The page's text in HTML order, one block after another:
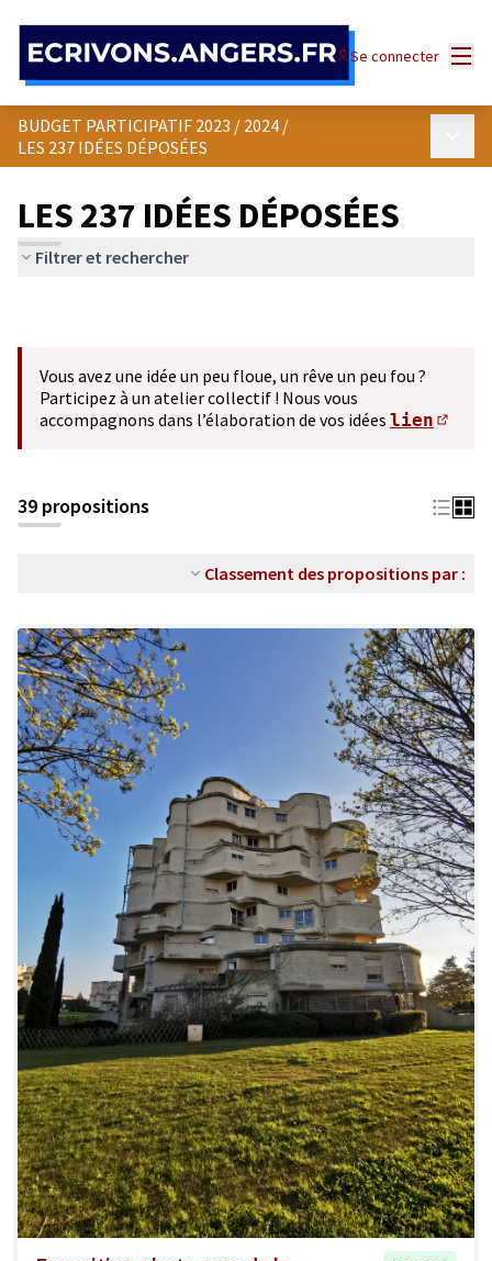
Se connecter
BUDGET PARTICIPATIF 2023 / 2024 /
LES 237 IDÉES DÉPOSÉES
LES 237 IDÉES DÉPOSÉES
Filtrer et rechercher
Vous avez une idée un peu floue, un rêve un peu fou ?
Participez à un atelier collectif ! Nous vous
accompagnons dans l’élaboration de vos idées lien
39 propositions
Classement des propositions par :